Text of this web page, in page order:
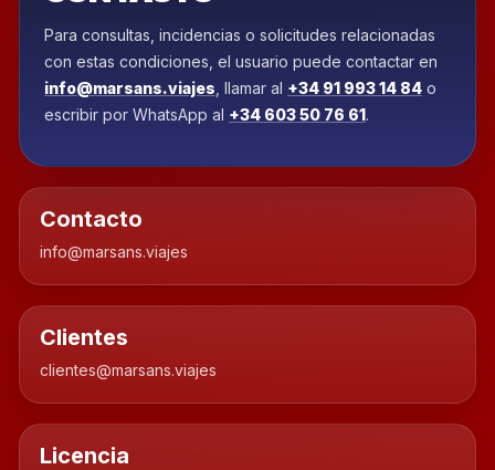
Para consultas, incidencias o solicitudes relacionadas
con estas condiciones, el usuario puede contactar en
info@marsans.viajes , llamar al +34 91 993 14 84 o
escribir por WhatsApp al +34 603 50 76 61.
Contacto
info@marsans.viajes
Clientes
clientes@marsans.viajes
Licencia